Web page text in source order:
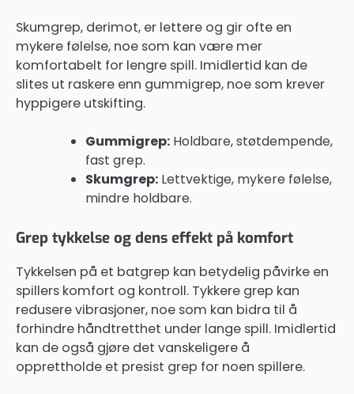
Skumgrep, derimot, er lettere og gir ofte en
mykere følelse, noe som kan være mer
komfortabelt for lengre spill. Imidlertid kan de
slites ut raskere enn gummigrep, noe som krever
hyppigere utskifting.
Gummigrep: Holdbare, støtdempende,
fast grep.
Skumgrep: Lettvektige, mykere følelse,
mindre holdbare.
Grep tykkelse og dens effekt på komfort
Tykkelsen på et batgrep kan betydelig påvirke en
spillers komfort og kontroll. Tykkere grep kan
redusere vibrasjoner, noe som kan bidra til å
forhindre håndtretthet under lange spill. Imidlertid
kan de også gjøre det vanskeligere å
opprettholde et presist grep for noen spillere.